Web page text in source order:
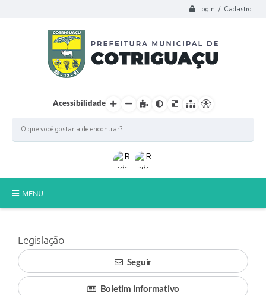
Login / Cadastro
Acessibilidade
MENU
Poder Legislativo
A Prefeitura
Município
Legislação
Seguir
Boletim informativo